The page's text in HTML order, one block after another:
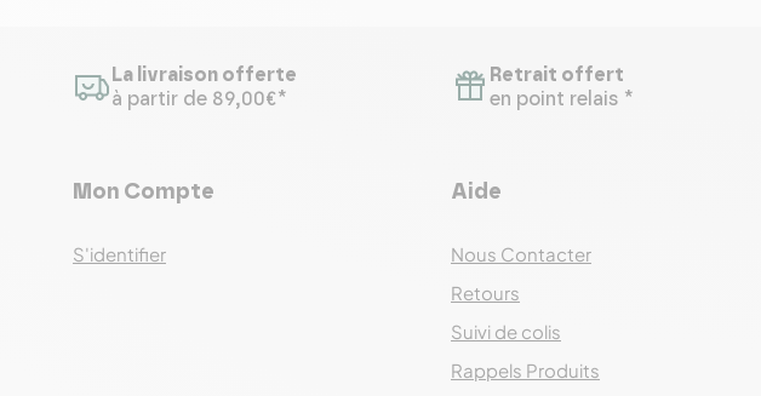
La livraison offerte
à partir de 89,00€*
Retrait offert
en point relais *
Mon Compte
S'identifier
Aide
Nous Contacter
Retours
Suivi de colis
Rappels Produits